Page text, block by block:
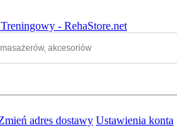
adres dostawy Ustawienia konta